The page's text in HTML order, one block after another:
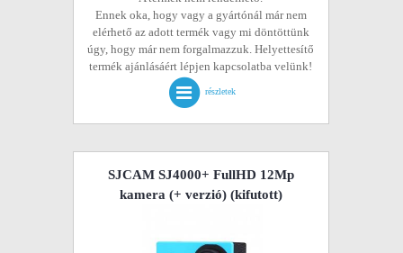
Ennek oka, hogy vagy a gyártónál már nem
elérhető az adott termék vagy mi döntöttünk
úgy, hogy már nem forgalmazzuk. Helyettesítő
termék ajánlásáért lépjen kapcsolatba velünk!
részletek
SJCAM SJ4000+ FullHD 12Mp
kamera (+ verzió)(kifutott)